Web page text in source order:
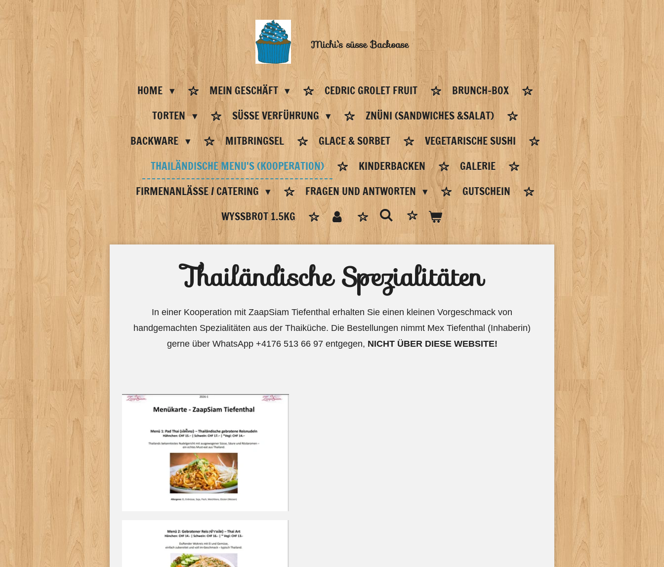
Hauptinhalt
Michi`ssüsse Backoase
HOME MEIN GESCHÄFT CEDRIC GROLET FRUIT
BRUNCH-BOX
TORTEN
SÜSSE VERFÜHRUNG
ZNÜNI (SANDWICHES &SALAT)
BACKWARE
MITBRINGSEL GLACE & SORBET
VEGETARISCHE SUSHI
THAILÄNDISCHE MENU'S (KOOPERATION)
KINDERBACKEN
GALERIE
FIRMENANLÄSSE / CATERING
FRAGEN UND ANTWORTEN
GUTSCHEIN
WYSSBROT 1.5KG
Thailändische Spezialitäten
In einer Kooperation mit ZaapSiam Tiefenthal erhalten Sie einen kleinen Vorgeschmack von
handgemachten Spezialitäten aus der Thaiküche. Die Bestellungen nimmt Mex Tiefenthal (Inhaberin)
gerne über WhatsApp +4176 513 66 97 entgegen, NICHT ÜBER DIESE WEBSITE!